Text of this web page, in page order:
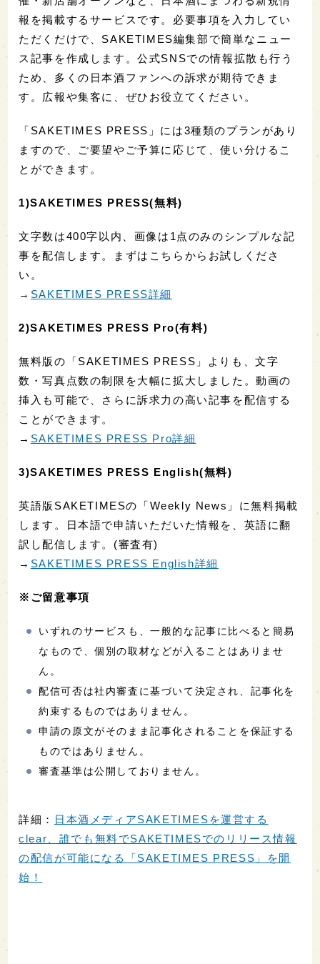
報を掲載するサービスです。必要事項を入力してい
ただくだけで、SAKETIMES編集部で簡単なニュー
ス記事を作成します。公式SNSでの情報拡散も行う
ため、多くの日本酒ファンへの訴求が期待できま
す。広報や集客に、ぜひお役立てください。
「SAKETIMES PRESS」には3種類のプランがあり
ますので、ご要望やご予算に応じて、使い分けるこ
とができます。
1)SAKETIMES PRESS(無料)
文字数は400字以内、画像は1点のみのシンプルな記
事を配信します。まずはこちらからお試しくださ
い。
→ SAKETIMES PRESS詳細
2)SAKETIMES PRESS Pro(有料)
無料版の「SAKETIMES PRESS」よりも、文字
数・写真点数の制限を大幅に拡大しました。動画の
挿入も可能で、さらに訴求力の高い記事を配信する
ことができます。
→ SAKETIMES PRESS Pro詳細
3)SAKETIMES PRESS English(無料)
英語版SAKETIMESの「Weekly News」に無料掲載
します。日本語で申請いただいた情報を、英語に翻
訳し配信します。(審査有)
→ SAKETIMES PRESS English詳細
※ご留意事項
いずれのサービスも、一般的な記事に比べると簡易
なもので、個別の取材などが入ることはありませ
ん。
配信可否は社内審査に基づいて決定され、記事化を
約束するものではありません。
申請の原文がそのまま記事化されることを保証する
ものではありません。
審査基準は公開しておりません。
詳細：
日本酒メディアSAKETIMESを運営する
clear、誰でも無料でSAKETIMESでのリリース情報
の配信が可能になる「SAKETIMES PRESS」を開
始！